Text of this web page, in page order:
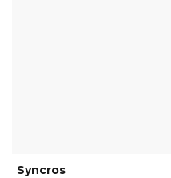
Syncros